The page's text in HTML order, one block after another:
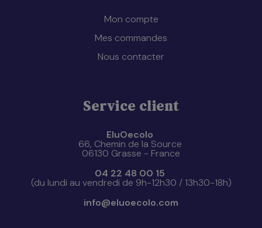
Mon compte
Mes commandes
Nous contacter
Service client
EluOecolo
66, Chemin de la Source
06130 Grasse - France
04 22 48 00 15
(du lundi au vendredi de 9h-12h30 / 13h30-18h)
info@eluoecolo.com